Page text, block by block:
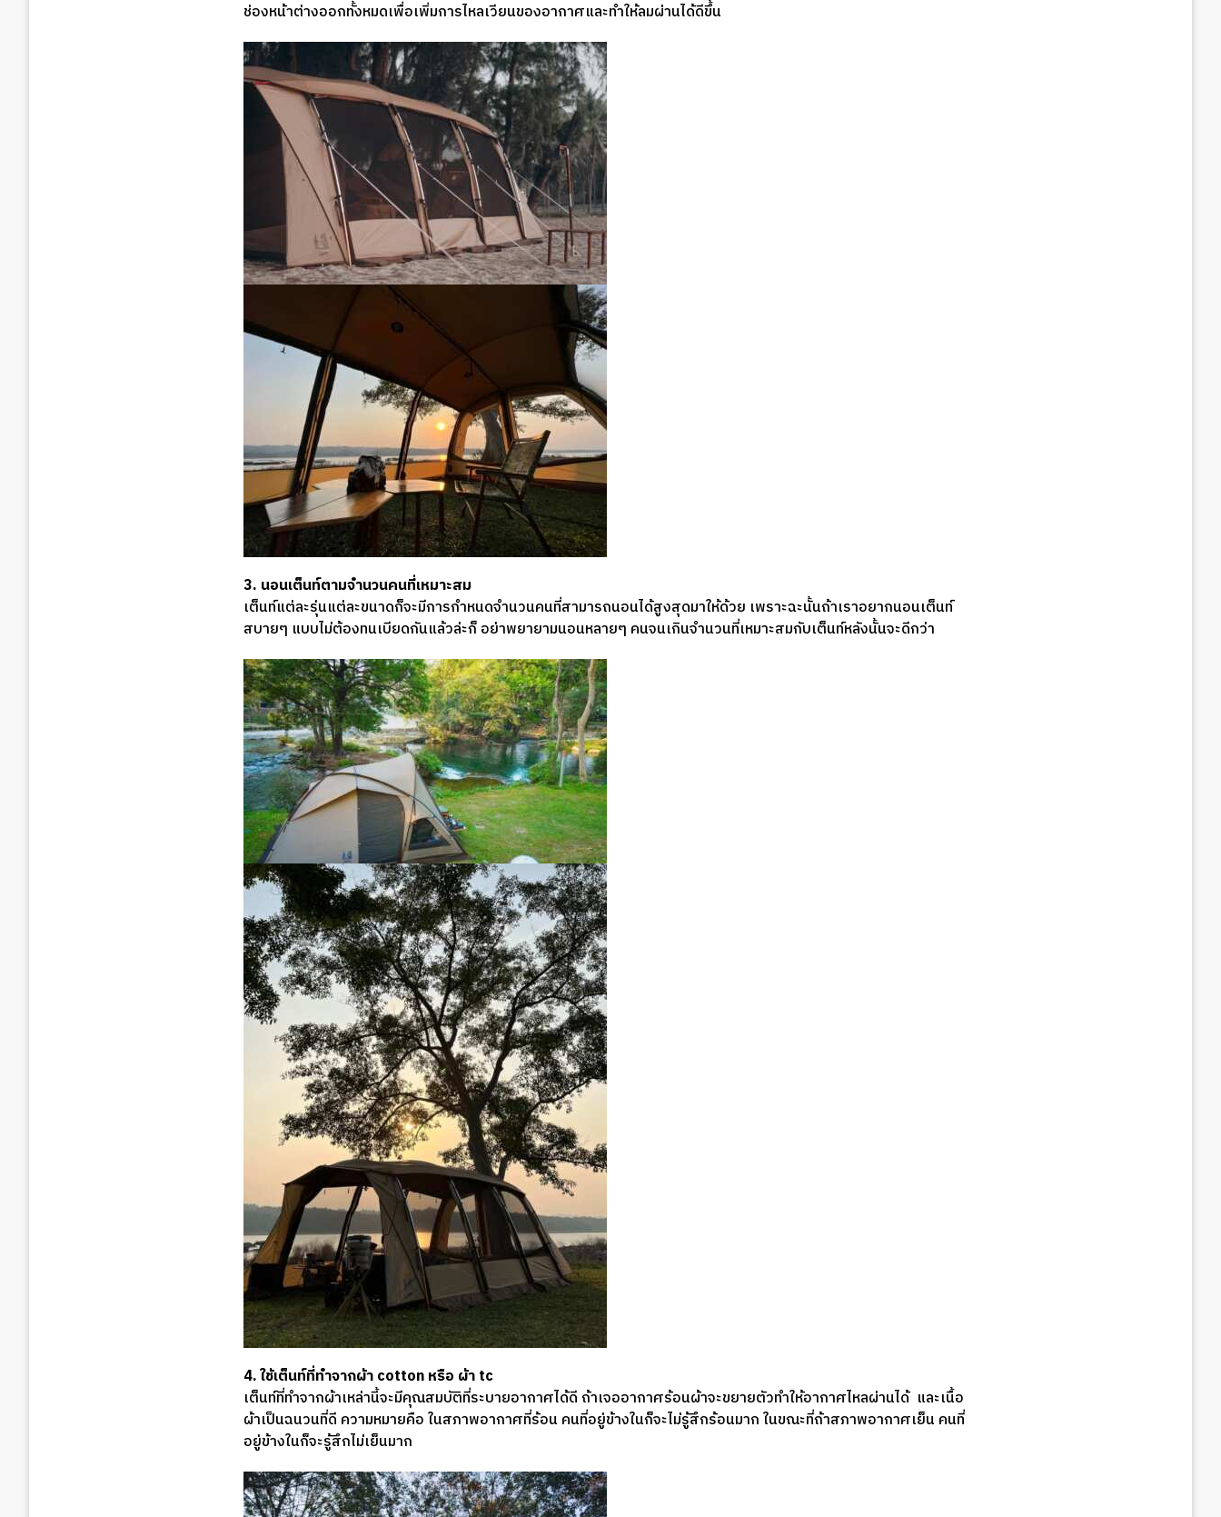
ช่องหน้าต่างออกทั้งหมดเพื่อเพิ่มการไหลเวียนของอากาศและทำให้ลมผ่านได้ดีขึ้น
3. นอนเต็นท์ตามจำนวนคนที่เหมาะสม
เต็นท์แต่ละรุ่นแต่ละขนาดก็จะมีการกำหนดจำนวนคนที่สามารถนอนได้สูงสุดมาให้ด้วย เพราะฉะนั้นถ้าเราอยากนอนเต็นท์
สบายๆ แบบไม่ต้องทนเบียดกันแล้วล่ะก็ อย่าพยายามนอนหลายๆ คนจนเกินจำนวนที่เหมาะสมกับเต็นท์หลังนั้นจะดีกว่า
4. ใช้เต็นท์ที่ทำจากผ้า cotton หรือ ผ้า tc
เต็นท์ที่ทำจากผ้าเหล่านี้จะมีคุณสมบัติที่ระบายอากาศได้ดี ถ้าเจออากาศร้อนผ้าจะขยายตัวทำให้อากาศไหลผ่านได้ และเนื้อ
ผ้าเป็นฉนวนที่ดี ความหมายคือ ในสภาพอากาศที่ร้อน คนที่อยู่ข้างในก็จะไม่รู้สึกร้อนมาก ในขณะที่ถ้าสภาพอากาศเย็น คนที่
อยู่ข้างในก็จะรู้สึกไม่เย็นมาก